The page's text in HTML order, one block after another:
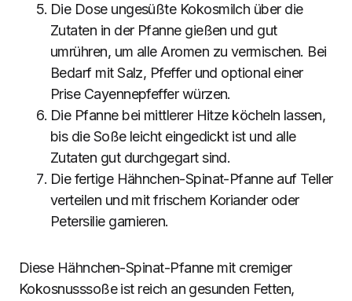
Die Dose ungesüßte Kokosmilch über die
Zutaten in der Pfanne gießen und gut
umrühren, um alle Aromen zu vermischen. Bei
Bedarf mit Salz, Pfeffer und optional einer
Prise Cayennepfeffer würzen.
Die Pfanne bei mittlerer Hitze köcheln lassen,
bis die Soße leicht eingedickt ist und alle
Zutaten gut durchgegart sind.
Die fertige Hähnchen-Spinat-Pfanne auf Teller
verteilen und mit frischem Koriander oder
Petersilie garnieren.
Diese Hähnchen-Spinat-Pfanne mit cremiger
Kokosnusssoße ist reich an gesunden Fetten,